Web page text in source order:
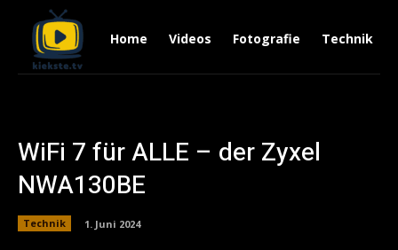
Home Videos Fotografie Technik
WiFi 7 für ALLE – der Zyxel
NWA130BE
Technik 1. Juni 2024